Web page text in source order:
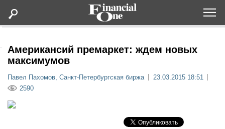
Статьи
Американсий премаркет: ждем новых
максимумов
Павел Пахомов, Санкт-Петербургская биржа
23.03.2015 18:51
2590